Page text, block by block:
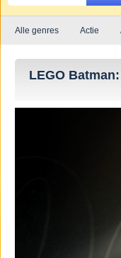
Alle genres Actie
LEGO